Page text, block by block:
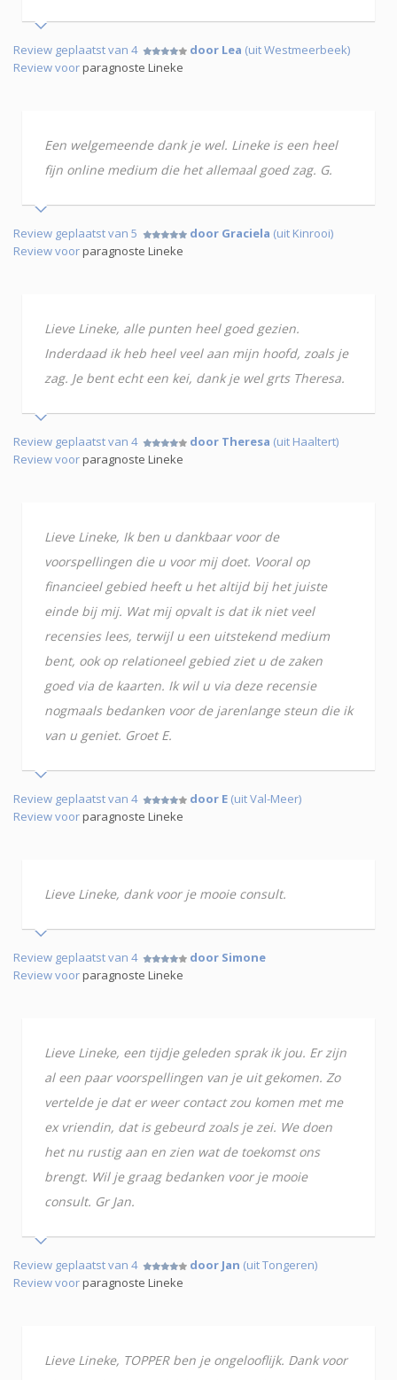
Review geplaatst van 4 door Lea (uit Westmeerbeek)
Review voorparagnoste Lineke
Een welgemeende dank je wel. Lineke is een heel
fijn online medium die het allemaal goed zag. G.
Review geplaatst van 5 door Graciela (uit Kinrooi)
Review voorparagnoste Lineke
Lieve Lineke, alle punten heel goed gezien.
Inderdaad ik heb heel veel aan mijn hoofd, zoals je
zag. Je bent echt een kei, dank je wel grts Theresa.
Review geplaatst van 4 door Theresa (uit Haaltert)
Review voorparagnoste Lineke
Lieve Lineke, Ik ben u dankbaar voor de
voorspellingen die u voor mij doet. Vooral op
financieel gebied heeft u het altijd bij het juiste
einde bij mij. Wat mij opvalt is dat ik niet veel
recensies lees, terwijl u een uitstekend medium
bent, ook op relationeel gebied ziet u de zaken
goed via de kaarten. Ik wil u via deze recensie
nogmaals bedanken voor de jarenlange steun die ik
van u geniet. Groet E.
Review geplaatst van 4 door E (uit Val-Meer)
Review voorparagnoste Lineke
Lieve Lineke, dank voor je mooie consult.
Review geplaatst van 4
door Simone
Review voorparagnoste Lineke
Lieve Lineke, een tijdje geleden sprak ik jou. Er zijn
al een paar voorspellingen van je uit gekomen. Zo
vertelde je dat er weer contact zou komen met me
ex vriendin, dat is gebeurd zoals je zei. We doen
het nu rustig aan en zien wat de toekomst ons
brengt. Wil je graag bedanken voor je mooie
consult. Gr Jan.
Review geplaatst van 4 door Jan (uit Tongeren)
Review voorparagnoste Lineke
Lieve Lineke, TOPPER ben je ongelooflijk. Dank voor